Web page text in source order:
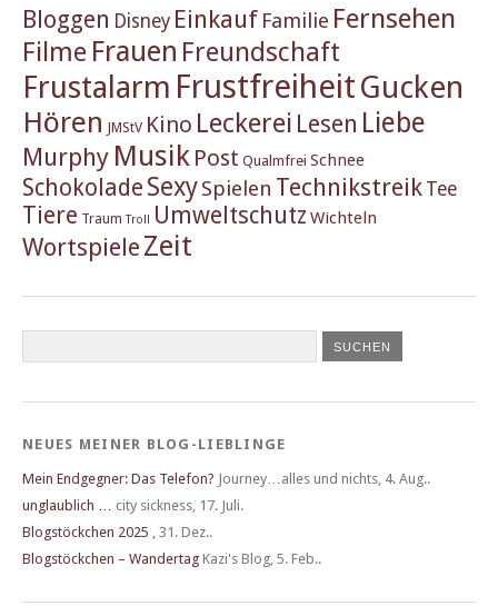
Bloggen Disney Einkauf Familie Fernsehen
Filme Frauen Freundschaft
Frustalarm FrustfreiheitGucken
Hören JMStV Kino Leckerei Lesen Liebe
Murphy Musik Post Qualmfrei Schnee
Schokolade SexySpielen Technikstreik Tee
Tiere Traum Troll Umweltschutz Wichteln
Wortspiele Zeit
NEUES MEINER BLOG-LIEBLINGE
Mein Endgegner: Das Telefon? Journey…alles und nichts 4. Aug..
unglaublich …
city sickness 17. Juli.
Blogstöckchen 2025
31. Dez..
Blogstöckchen – Wandertag Kazi's Blog 5. Feb..